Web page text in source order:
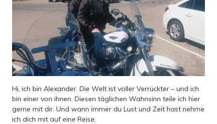
Hi, ich bin Alexander. Die Welt ist voller Verrückter – und ich
bin einer von ihnen. Diesen täglichen Wahnsinn teile ich hier
gerne mit dir. Und wann immer du Lust und Zeit hast nehme
ich dich mit auf eine Reise.